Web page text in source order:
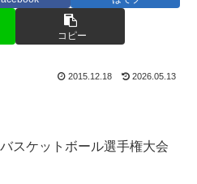
コピー
2015.12.18 2026.05.13
スケットボール選手権大会